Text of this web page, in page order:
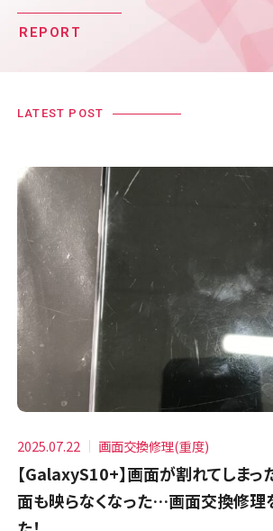
REPORT
LATEST POST
2025.07.22 画面交換修理(重度)
【GalaxyS10+】画面が割れてしまっ
面も映らなくなった…画面交換修理